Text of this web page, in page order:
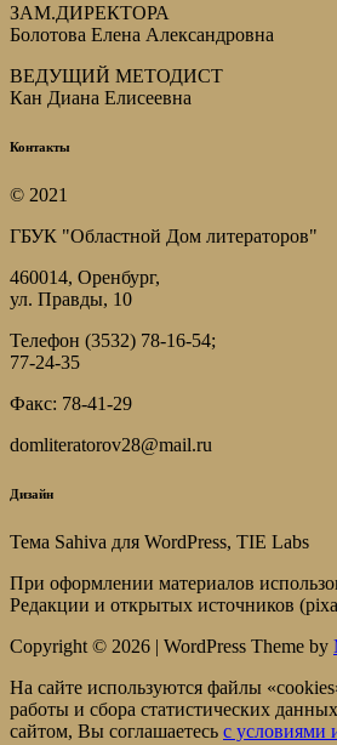
ЗАМ.ДИРЕКТОРА
Болотова Елена Александровна
ВЕДУЩИЙ МЕТОДИСТ
Кан Диана Елисеевна
Контакты
© 2021
ГБУК "Областной Дом литераторов"
460014, Оренбург,
ул. Правды, 10
Телефон (3532) 78-16-54;
77-24-35
Факс: 78-41-29
domliteratorov28@mail.ru
Дизайн
Тема Sahiva для WordPress, TIE Labs
При оформлении материалов
Редакции и открытых источников
Copyright © 2026 | WordPress Theme by
На сайте используются файлы
работы и сбора статистических
сайтом, Вы соглашаетесь c условиями